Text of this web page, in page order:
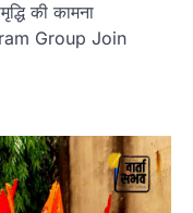
की कामना
Group Join